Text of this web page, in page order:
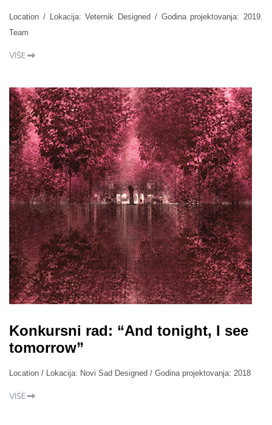
Location / Lokacija: Veternik Designed / Godina projektovanja: 2019.
Team
VIŠE
Konkursni rad: “And tonight, I see
tomorrow”
Location / Lokacija: Novi Sad Designed / Godina projektovanja: 2018
VIŠE